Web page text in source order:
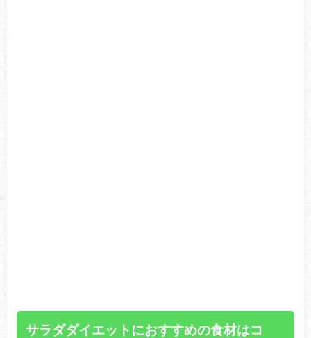
サラダダイエットにおすすめの食材はコ